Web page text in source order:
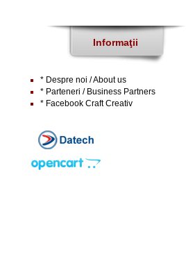
Informaţii
* Despre noi / About us
* Parteneri / Business Partners
* Facebook Craft Creativ